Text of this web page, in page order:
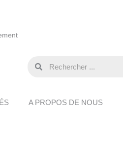
A PROPOS DE NOUS